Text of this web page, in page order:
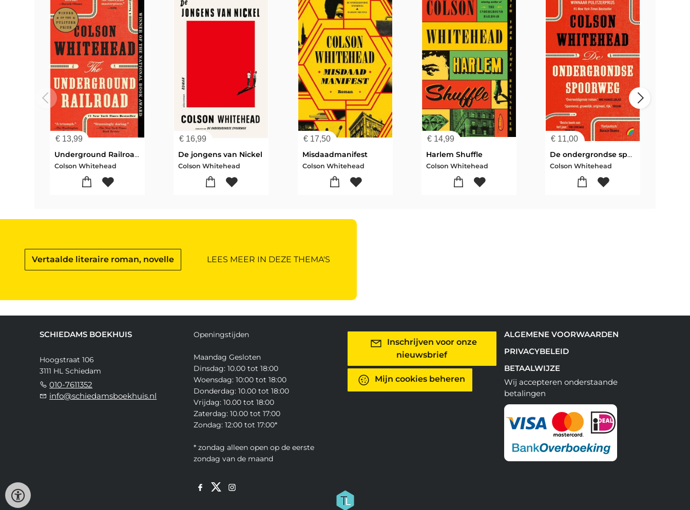
€ 13,99
Underground Railroad (Pulitzer Prize Winner)
Colson Whitehead
€ 16,99
De jongens van Nickel
Colson Whitehead
€17,50
Misdaadmanifest
Colson Whitehead
€14,99
Harlem Shuffle
Colson Whitehead
€ 11,00
De ondergrondse spoorweg
Colson Whitehead
Vertaalde literaire roman, novelle LEES MEER IN DEZE THEMA'S
SCHIEDAMS BOEKHUIS
Hoogstraat 106
3111 HL Schiedam
010-7611352
info@schiedamsboekhuis.nl
Openingstijden
Maandag Gesloten
Dinsdag: 10.00 tot 18:00
Woensdag: 10:00 tot 18:00
Donderdag: 10.00 tot 18:00
Vrijdag: 10.00 tot 18:00
Zaterdag: 10.00 tot 17:00
Zondag: 12:00 tot 17:00*
* zondag alleen open op de eerste
zondag van de maand
Inschrijven voor onze
nieuwsbrief
Mijn cookies beheren
ALGEMENE VOORWAARDEN
PRIVACYBELEID
BETAALWIJZE
Wij accepteren onderstaande
betalingen